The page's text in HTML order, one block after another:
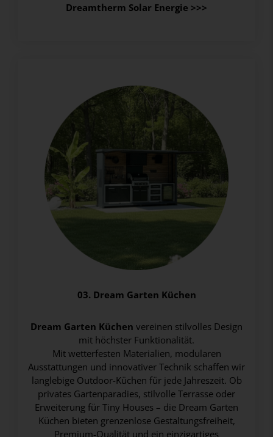
Dreamtherm Solar Energie >>>
03. Dream Garten Küchen
Dream Garten Küchen vereinen stilvolles Design
mit höchster Funktionalität.
Mit wetterfesten Materialien, modularen
Ausstattungen und innovativer Technik schaffen wir
langlebige Outdoor-Küchen für jede Jahreszeit. Ob
privates Gartenparadies, stilvolle Terrasse oder
Erweiterung für Tiny Houses – die Dream Garten
Küchen bieten grenzenlose Gestaltungsfreiheit,
Premium-Qualität und ein einzigartiges